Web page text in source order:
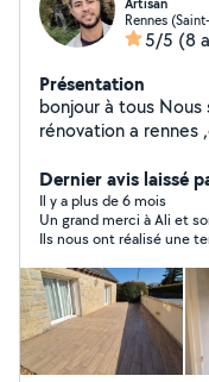
Rennes
5/5 (8
Présentation
bonjour à tous
rénovation a rennes
pour vos travaux
Dernier avis laissé
Il y a plus de 6 mois
Un grand merci à Ali et
Ils nous ont réalisé une
professionnalisme au
recommande vivement